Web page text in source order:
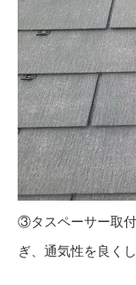
③タスペーサー取
ぎ、通気性を良くし